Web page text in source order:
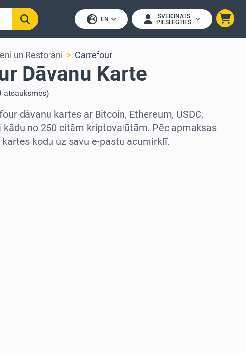
EN
SVEICINĀTS
PIESLĒGTIES
un Restorāni Carrefour
Dāvanu Karte
atsauksmes)
dāvanu kartes ar Bitcoin, Ethereum, USDC,
kādu no 250 citām kriptovalūtām. Pēc apmaksas
kodu uz savu e-pastu acumirklī.